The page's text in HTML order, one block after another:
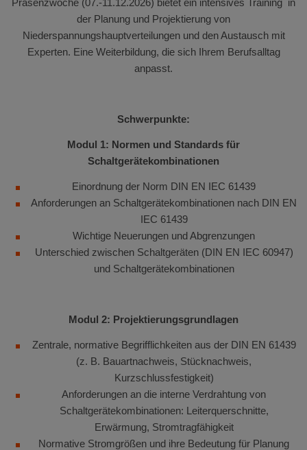
Präsenzwoche (07.-11.12.2026) bietet ein intensives Training in
der Planung und Projektierung von
Niederspannungshauptverteilungen und den Austausch mit
Experten. Eine Weiterbildung, die sich Ihrem Berufsalltag
anpasst.
Schwerpunkte:
Modul 1: Normen und Standards für
Schaltgerätekombinationen
Einordnung der Norm DIN EN IEC 61439
Anforderungen an Schaltgerätekombinationen nach DIN EN
IEC 61439
Wichtige Neuerungen und Abgrenzungen
Unterschied zwischen Schaltgeräten (DIN EN IEC 60947)
und Schaltgerätekombinationen
Modul 2: Projektierungsgrundlagen
Zentrale, normative Begrifflichkeiten aus der DIN EN 61439
(z. B. Bauartnachweis, Stücknachweis,
Kurzschlussfestigkeit)
Anforderungen an die interne Verdrahtung von
Schaltgerätekombinationen: Leiterquerschnitte,
Erwärmung, Stromtragfähigkeit
Normative Stromgrößen und ihre Bedeutung für Planung